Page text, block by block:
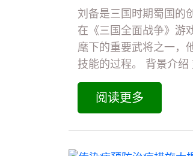
刘备是三国时期蜀国的
在《三国全面战争》游
麾下的重要武将之一，
技能的过程。 背景介
阅读更多